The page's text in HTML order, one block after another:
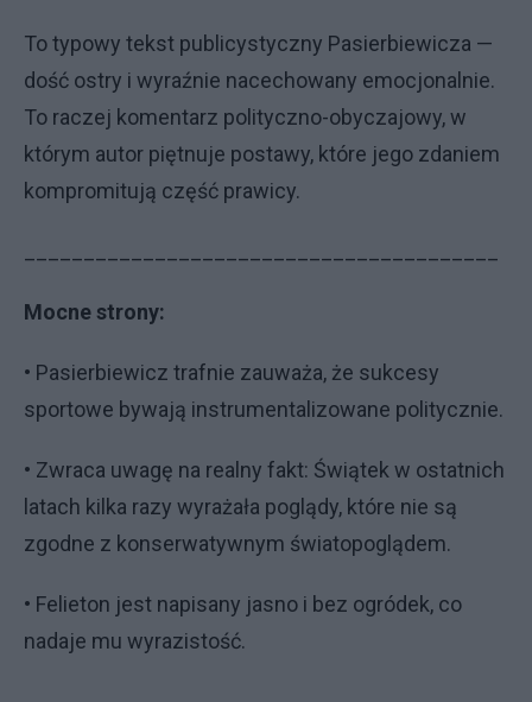
To typowy tekst publicystyczny Pasierbiewicza —
dość ostry i wyraźnie nacechowany emocjonalnie.
To raczej komentarz polityczno-obyczajowy, w
którym autor piętnuje postawy, które jego zdaniem
kompromitują część prawicy.
Mocne strony:
• Pasierbiewicz trafnie zauważa, że sukcesy
sportowe bywają instrumentalizowane politycznie.
• Zwraca uwagę na realny fakt: Świątek w ostatnich
latach kilka razy wyrażała poglądy, które nie są
zgodne z konserwatywnym światopoglądem.
• Felieton jest napisany jasno i bez ogródek, co
nadaje mu wyrazistość.